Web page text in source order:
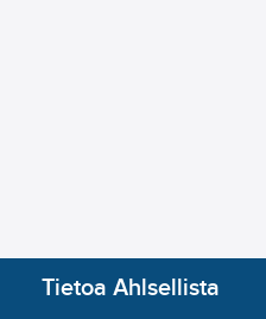
Tietoa Ahlsellista